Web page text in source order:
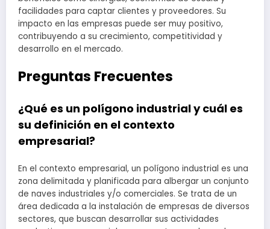
facilidades para captar clientes y proveedores. Su
impacto en las empresas puede ser muy positivo,
contribuyendo a su crecimiento, competitividad y
desarrollo en el mercado.
Preguntas Frecuentes
¿Qué es un polígono industrial y cuál es
su definición en el contexto
empresarial?
En el contexto empresarial, un polígono industrial es una
zona delimitada y planificada para albergar un conjunto
de naves industriales y/o comerciales. Se trata de un
área dedicada a la instalación de empresas de diversos
sectores, que buscan desarrollar sus actividades